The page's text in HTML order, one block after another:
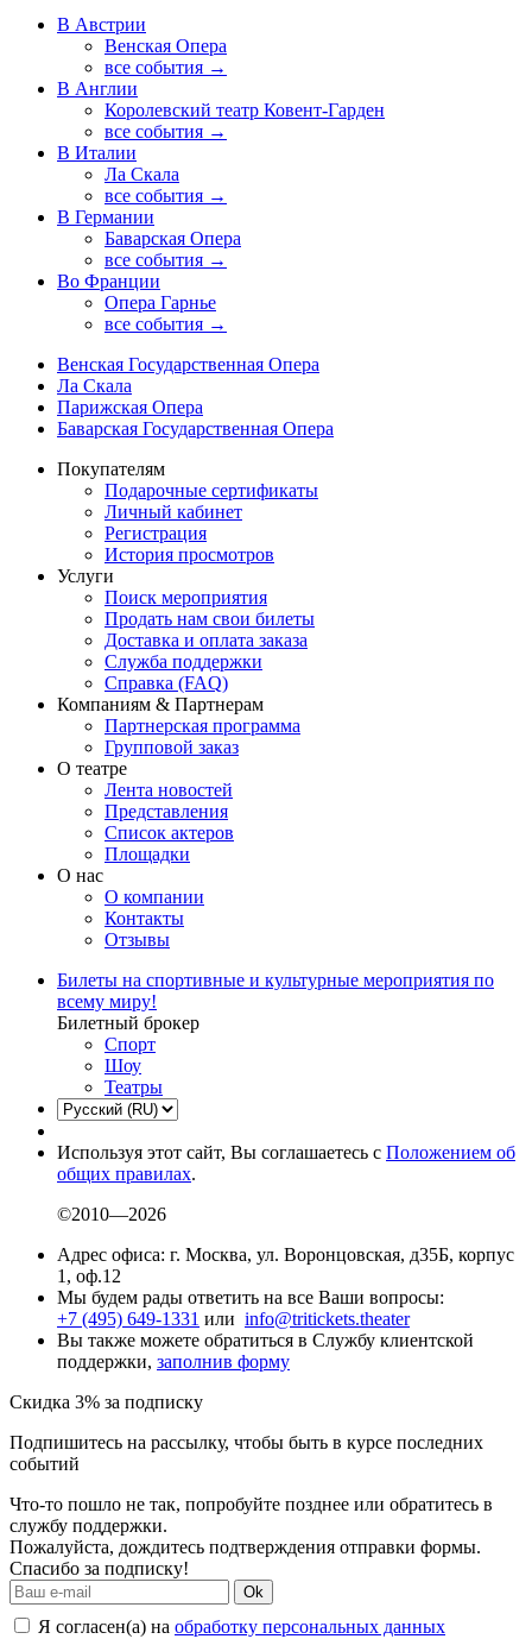
В Австрии
Венская Опера
все события →
В Англии
Королевский театр Ковент-Гарден
все события →
В Италии
Ла Скала
все события →
В Германии
Баварская Опера
все события →
Во Франции
Опера Гарнье
все события →
Венская Государственная Опера
Ла Скала
Парижская Опера
Баварская Государственная Опера
Покупателям
Подарочные сертификаты
Личный кабинет
Регистрация
История просмотров
Услуги
Поиск мероприятия
Продать нам свои билеты
Доставка и оплата заказа
Служба поддержки
Справка (FAQ)
Компаниям & Партнерам
Партнерская программа
Групповой заказ
О театре
Лента новостей
Представления
Список актеров
Площадки
О нас
О компании
Контакты
Отзывы
Билеты на спортивные и культурные мероприятия по
всему миру!
Билетный брокер
Спорт
Шоу
Театры
Используя этот сайт, Вы соглашаетесь с Положением об
общих правилах.
©2010—2026
Адрес офиса: г. Москва, ул. Воронцовская, д35Б, корпус
1, оф.12
Мы будем рады ответить на все Ваши вопросы:
+7 (495) 649-1331 или info@tritickets.theater
Вы также можете обратиться в Службу клиентской
поддержки, заполнив форму
Скидка 3% за подписку
Подпишитесь на рассылку, чтобы быть в курсе последних
событий
Что-то пошло не так, попробуйте позднее или обратитесь в
службу поддержки.
Пожалуйста, дождитесь подтверждения отправки формы.
Спасибо за подписку!
Ok
Я согласен(а) на обработку персональных данных